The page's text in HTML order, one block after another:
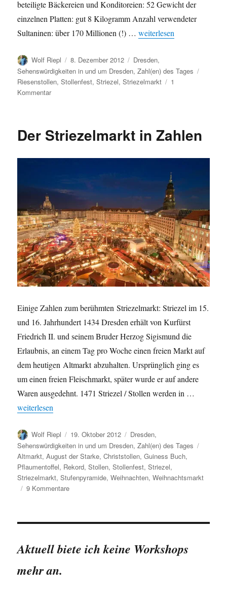
beteiligte Bäckereien und Konditoreien: 52 Gewicht der
einzelnen Platten: gut 8 Kilogramm Anzahl verwendeter
Sultaninen: über 170 Millionen (!) …„Der Dresdner
weiterlesen
Autor
Wolf Riepl
Veröffentlicht
am
8. Dezember 2012 Kategorien
Dresden,
Sehenswürdigkeiten in und um Dresden,Zahl(en) des Tages
Riesenstollen,Stollenfest,Striezel,Striezelmarkt
1
Kommentarzu
2012
Der Striezelmarkt in Zahlen
Einige Zahlen zum berühmten Striezelmarkt: Striezel im 15.
und 16. Jahrhundert 1434 Dresden erhält von Kurfürst
Friedrich II. und seinem Bruder Herzog Sigismund die
Erlaubnis, an einem Tag pro Woche einen freien Markt auf
dem heutigen Altmarkt abzuhalten. Ursprünglich ging es
um einen freien Fleischmarkt, später wurde er auf andere
Waren ausgedehnt. 1471 Striezel / Stollen werden in …
„Der Striezelmarkt in Zahlen“
weiterlesen
Autor
Wolf Riepl
Veröffentlicht
am
19. Oktober 2012 Kategorien
Dresden,
Sehenswürdigkeiten in und um Dresden,Zahl(en) des Tages
Altmarkt,August der Starke,Christstollen,Guiness Buch,
Pflaumentoffel, Rekord,Stollen,Stollenfest,Striezel,
Striezelmarkt,Stufenpyramide,Weihnachten,Weihnachtsmarkt
9 Kommentarezu
in
Aktuell biete ich keine Workshops
mehr an.